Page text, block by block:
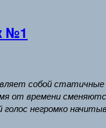
№1
собой
от времени
голос негромко